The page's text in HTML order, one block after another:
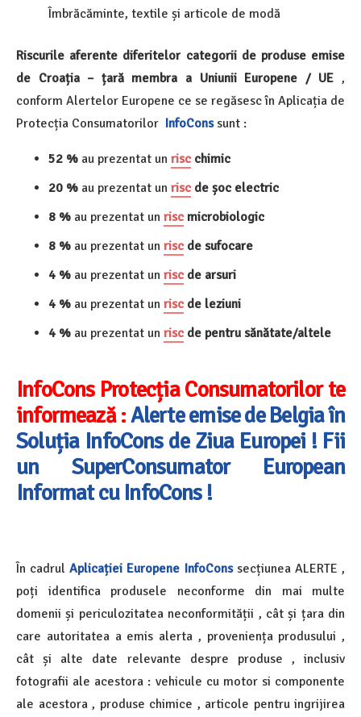
Îmbrăcăminte, textile și articole de modă
Riscurile aferente diferitelor categorii de produse emise
de Croația – țară membra a Uniunii Europene / UE ,
conform Alertelor Europene ce se regăsesc în Aplicația de
Protecția Consumatorilor InfoCons sunt :
52 % au prezentat un risc chimic
20 % au prezentat un risc de șoc electric
8 % au prezentat un risc microbiologic
8 % au prezentat un risc de sufocare
4 % au prezentat un risc de arsuri
4 % au prezentat un risc de leziuni
4 % au prezentat un risc de pentru sănătate/altele
InfoCons Protecția Consumatorilor te
informează :Alerte emise de Belgia în
Soluția InfoCons de Ziua Europei ! Fii
un SuperConsumator European
Informat cu InfoCons !
În cadrul Aplicației Europene InfoCons secțiunea ALERTE ,
poți identifica produsele neconforme din mai multe
domenii și periculozitatea neconformității , cât și țara din
care autoritatea a emis alerta , proveniența produsului ,
cât și alte date relevante despre produse , inclusiv
fotografii ale acestora : vehicule cu motor si componente
ale acestora , produse chimice , articole pentru ingrijirea